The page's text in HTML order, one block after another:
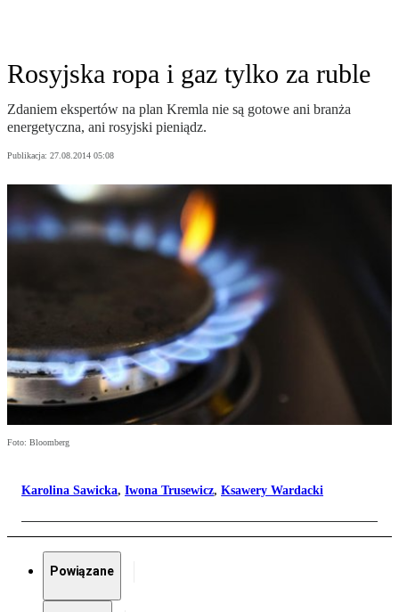
Rosyjska ropa i gaz tylko za ruble
Zdaniem ekspertów na plan Kremla nie są gotowe ani branża
energetyczna, ani rosyjski pieniądz.
Publikacja: 27.08.2014 05:08
Foto: Bloomberg
Karolina Sawicka, Iwona Trusewicz, Ksawery Wardacki
Powiązane